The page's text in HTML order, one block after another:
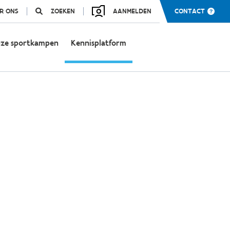
ONS ZOEKEN AANMELDEN CONTACT
sportkampen Kennisplatform